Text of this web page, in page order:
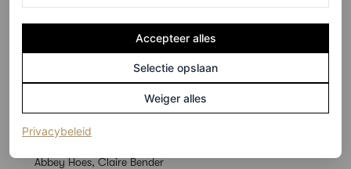
3/3
Abbey Hoes, Claire Bender
Accepteer alles
Selectie opslaan
Weiger alles
Privacybeleid